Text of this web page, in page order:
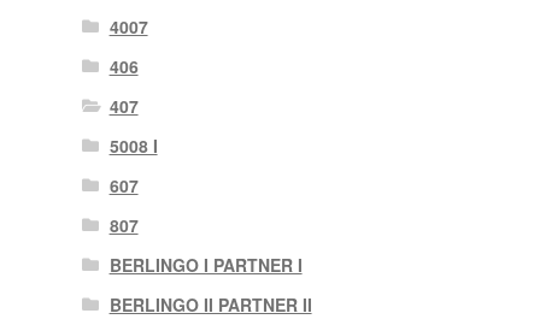
4007
406
407
5008 I
607
807
BERLINGO I PARTNER I
BERLINGO II PARTNER II